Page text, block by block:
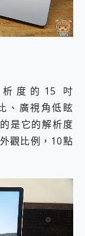
度的15 吋
、廣視角低眩
是它的解析度
觀比例，10點